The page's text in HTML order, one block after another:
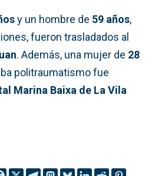
y un hombre de 59 años,
fueron trasladados al
. Además, una mujer de 28
politraumatismo fue
Marina Baixa de La Vila